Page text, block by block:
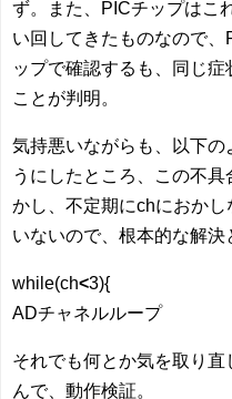
ず。また、PICチップはこ
い回してきたものなので
ップで確認するも、同じ
ことが判明。
気持悪いながらも、以下の
うにしたところ、この不
かし、不定期にchにおか
いないので、根本的な解決
while(ch<
ADチャネルループ
それでも何とか気を取り
んで、動作検証。